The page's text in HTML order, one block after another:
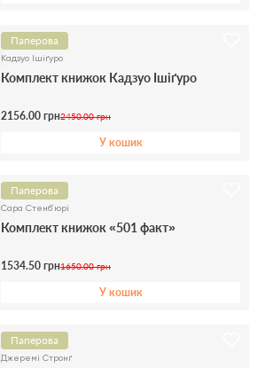
Паперова
Кадзуо Ішіґуро
Комплект книжок Кадзуо Ішіґуро
2156.00 грн2450.00 грн
У кошик
Паперова
Сара Стенб’юрі
Комплект книжок «501 факт»
1534.50 грн1650.00 грн
У кошик
Паперова
Джеремі Стронґ